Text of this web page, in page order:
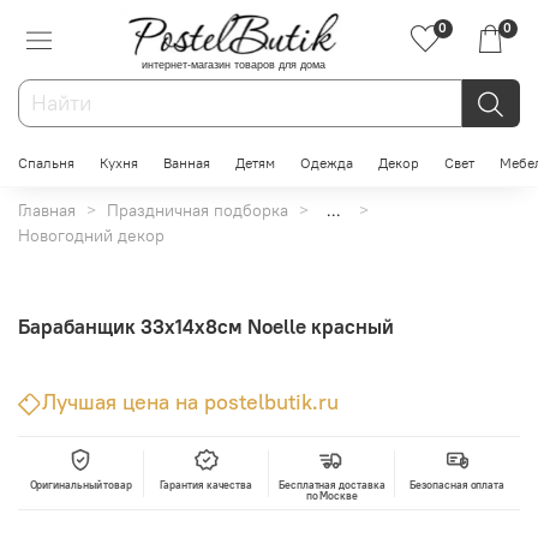
интернет-магазин товаров для дома
0 0
Спальня Кухня Ванная Детям Одежда Декор Свет
Главная Праздничная подборка
...
Новогодний декор
Барабанщик 33х14х8см Noelle красный
Лучшая цена на postelbutik.ru
Оригинальный товар Гарантия качества
Бесплатная доставка
по Москве
Безопасная оплата